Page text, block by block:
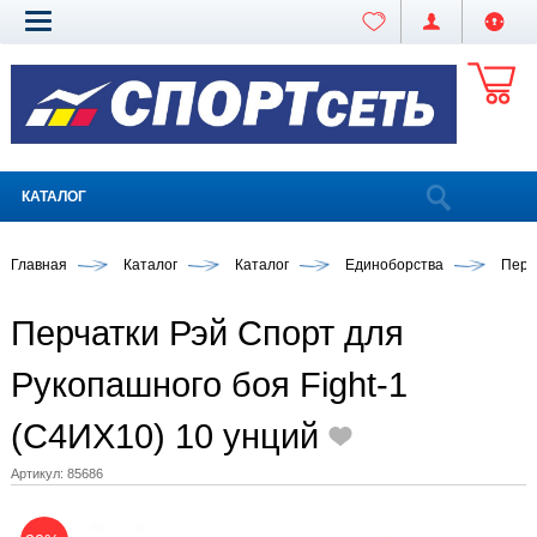
КАТАЛОГ
Главная Каталог Каталог Единоборства
Перчатки Рэй Спорт для
Рукопашного боя Fight-1
(С4ИХ10) 10 унций
Артикул: 85686